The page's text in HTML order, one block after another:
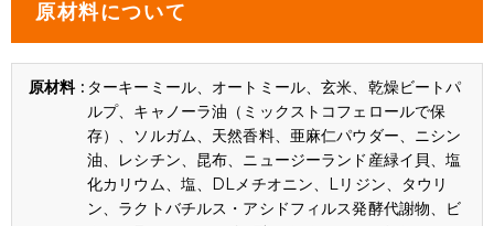
原材料について
ターキーミール、オートミール、玄米、乾燥ビートパ
ルプ、キャノーラ油（ミックストコフェロールで保
存）、ソルガム、天然香料、亜麻仁パウダー、ニシン
油、レシチン、昆布、ニュージーランド産緑イ貝、塩
化カリウム、塩、DLメチオニン、Lリジン、タウリ
ン、ラクトバチルス・アシドフィルス発酵代謝物、ビ